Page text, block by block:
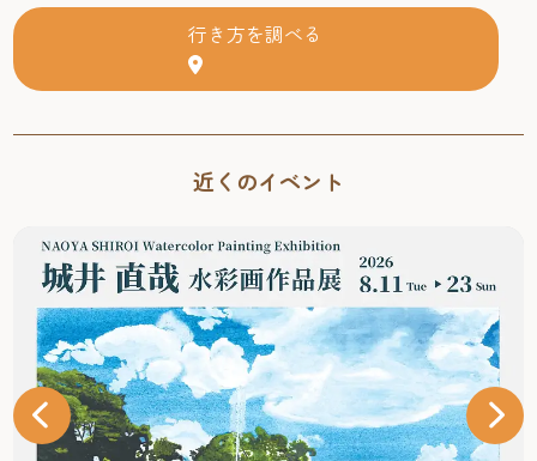
行き方を調べる
近くのイベント